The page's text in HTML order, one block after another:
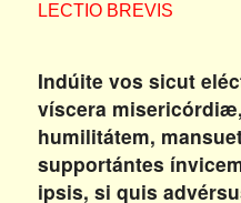
LECTIO BREVIS
Indúite vos sicut
víscera
humilitátem,
supportántes
ipsis, si quis